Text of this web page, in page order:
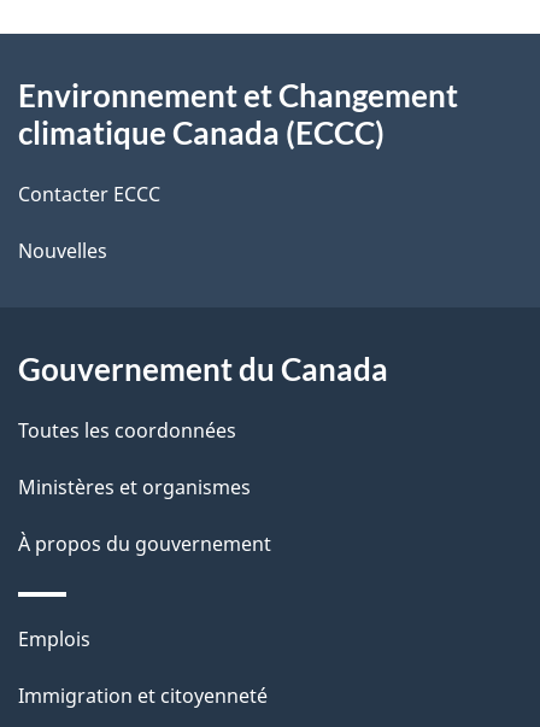
l
s
d
e
l
a
g
e
o
t
r
r
t
a
c
i
o
s
u
r
propos
de
ce
site
Environnement et Changement
climatique Canada (ECCC)
Contacter ECCC
Nouvelles
Gouvernement du Canada
Toutes les coordonnées
Ministères et organismes
À propos du gouvernement
Thèmes
sujets
Emplois
Immigration et citoyenneté